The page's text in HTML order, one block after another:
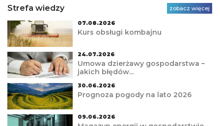
Strefa wiedzy zobacz więcej
07.08.2026
Kurs obsługi kombajnu
24.07.2026
Umowa dzierżawy gospodarstwa –
jakich błędów...
30.06.2026
Prognoza pogody na lato 2026
09.06.2026